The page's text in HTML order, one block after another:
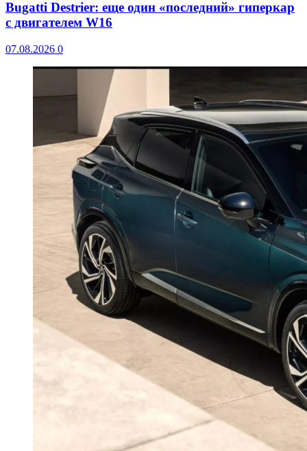
Bugatti Destrier: еще один «последний» гиперкар
с двигателем W16
07.08.2026 0